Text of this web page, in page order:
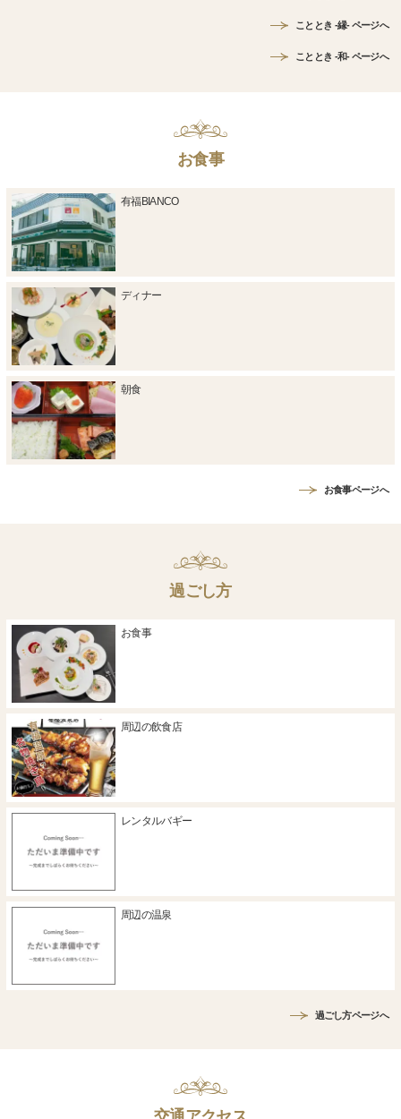
こととき -縁- ページへ
こととき -和- ページへ
お食事
有福BIANCO
ディナー
朝食
お食事ページへ
過ごし方
お食事
周辺の飲食店
レンタルバギー
周辺の温泉
過ごし方ページへ